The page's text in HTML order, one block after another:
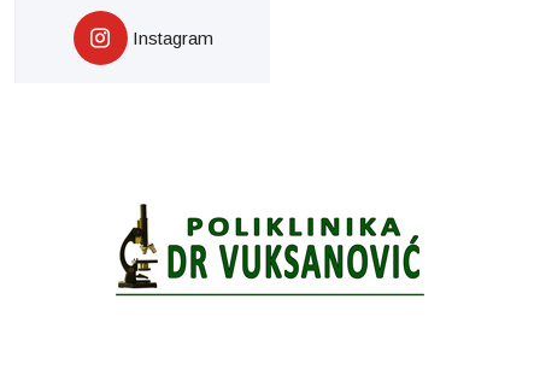
Instagram